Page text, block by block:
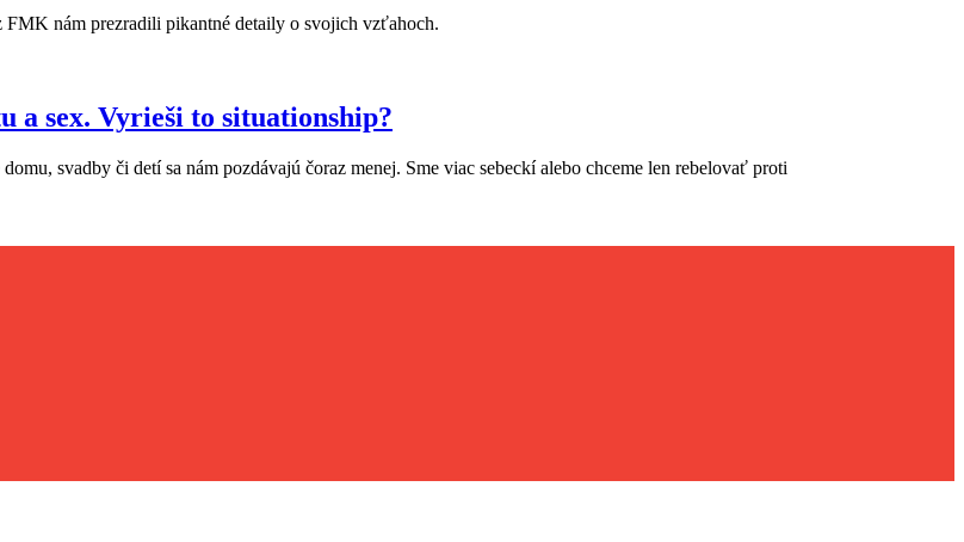
FMK nám prezradili pikantné detaily o svojich vzťahoch.
a sex. Vyrieši to situationship?
svadby či detí sa nám pozdávajú čoraz menej. Sme viac sebeckí alebo chceme len rebelovať proti